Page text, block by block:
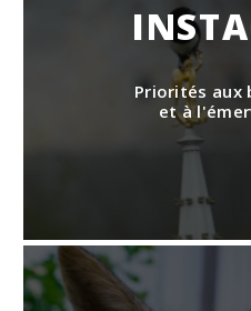
Priorités aux
et à